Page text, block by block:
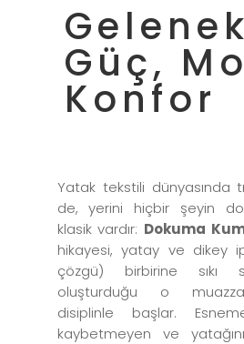
Güç,
Konfor
Yatak tekstili dünyasında
de, yerini hiçbir şeyin
klasik vardır: Dokuma
hikayesi, yatay ve dikey
çözgü) birbirine sıkı
oluşturduğu o
disiplinle başlar.
kaybetmeyen ve